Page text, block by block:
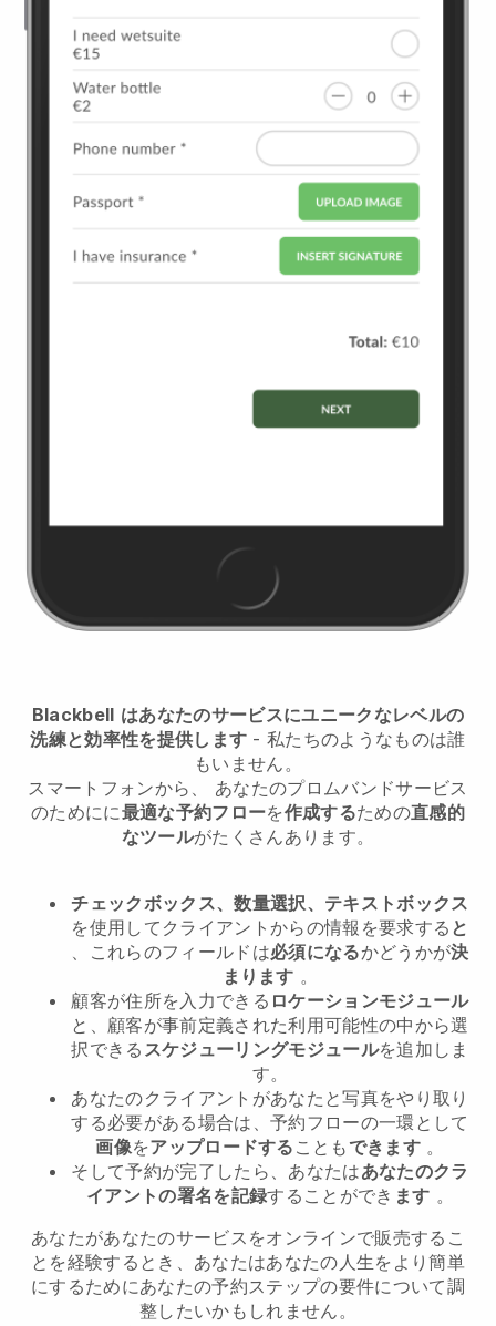
Blackbell はあなたのサービスにユニークなレベルの
洗練と効率性を提供します - 私たちのようなものは誰
もいません。
スマートフォンから、 あなたのプロムバンドサービス
のためにに最適な予約フローを作成するための直感的
なツールがたくさんあります。
チェックボックス、数量選択、テキストボックス
を使用してクライアントからの情報を要求する と
、これらのフィールドは必須になるかどうかが決
まります 。
顧客が住所を入力できる ロケーションモジュール
と、顧客が事前定義された利用可能性の中から選
択できる スケジューリングモジュールを追加しま
す。
あなたのクライアントがあなたと写真をやり取り
する必要がある場合は、予約フローの一環として
画像をアップロードする こともできます 。
そして予約が完了したら、あなたはあなたのクラ
イアントの署名を記録することができ ます 。
あなたがあなたのサービスをオンラインで販売するこ
とを経験するとき、あなたはあなたの人生をより簡単
にするためにあなたの予約ステップの要件について調
整したいかもしれません。